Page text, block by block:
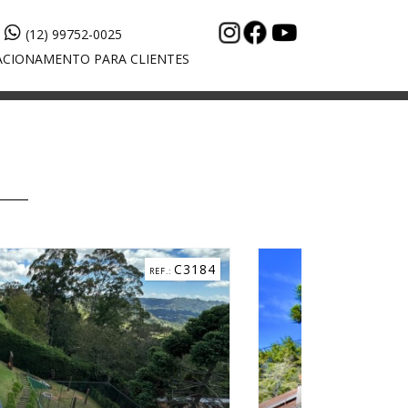
(12) 99752-0025
PARA CLIENTES
C5268